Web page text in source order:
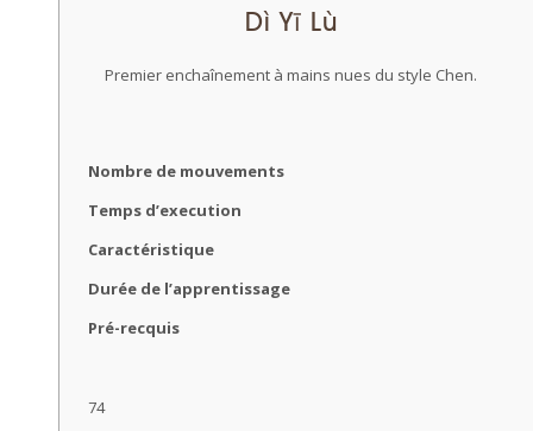
Dì Yī Lù
Premier enchaînement à mains nues du style Chen.
Nombre de mouvements
Temps d’execution
Caractéristique
Durée de l’apprentissage
Pré-recquis
74